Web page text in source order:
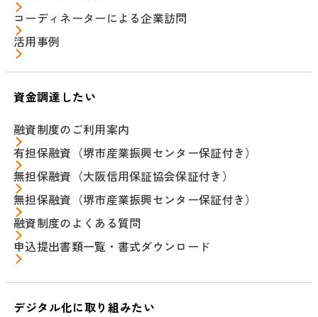
コーディネーターによる企業訪問
活用事例
資金調達したい
融資制度のご利用案内
有担保融資（堺市産業振興センター保証付き）
無担保融資（大阪信用保証協会保証付き）
無担保融資（堺市産業振興センター保証付き）
融資制度のよくある質問
申込提出書類一覧・書式ダウンロード
デジタル化に取り組みたい